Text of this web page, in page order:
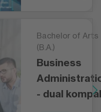
Bachelor of Arts
(B.A.)
Business
- dual